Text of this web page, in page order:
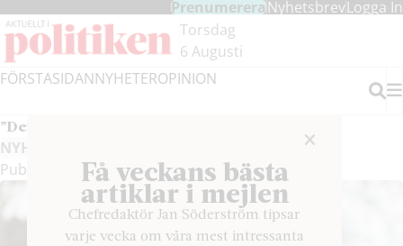
till
innehållet
till
headern
PrenumereraNyhetsbrevLogga In
Torsdag
6 Augusti
FÖRSTASIDANNYHETEROPINION
Sök
Få veckans bästa
artiklar i mejlen
Chefredaktör Jan Söderström tipsar
varje vecka om våra mest intressanta
”Den ekonomiska politiken blir en stridsfråga”
NYHETER
Publicerad den 13 maj 2025#18/2025